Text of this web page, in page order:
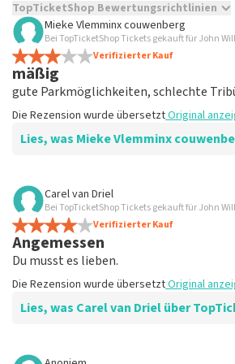
TopTicketShop Bewertungsrichtlinien
TopTicketShop sammelt Bewertungen
Tickets bei TopTicketShop gekauft
veröffentlicht. Es kann einige Wochen
Mieke Vlemminx couwenberg
Bei TopTicketShop Tickets gekauft für John
Verifizierter Kauf
mäßig
gute Parkmöglichkeiten, schlechte
Die Rezension wurde übersetztOriginal
Lies, was Mieke Vlemminx
Bewertung von Mieke Vlemminx
teuer
viel zu viel für schlechte Plätze
Die Rezension wurde übersetzt
Beste Mieke, Bedankt voor het
Antwort von TopTicketShop
Carel van Driel
Bei TopTicketShop Tickets gekauft für John
Verifizierter Kauf
Angemessen
Du musst es lieben.
Die Rezension wurde übersetztOriginal
Lies, was Carel van Driel über
Bewertung von Carel van Driel über